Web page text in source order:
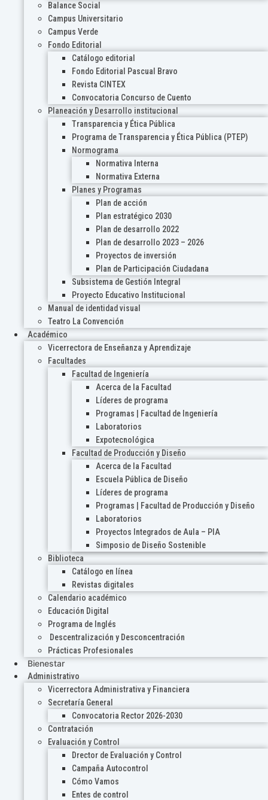
Balance Social
Campus Universitario
Campus Verde
Fondo Editorial
Catálogo editorial
Fondo Editorial Pascual Bravo
Revista CINTEX
Convocatoria Concurso de Cuento
Planeación y Desarrollo institucional
Transparencia y Ética Pública
Programa de Transparencia y Ética Pública (PTEP)
Normograma
Normativa Interna
Normativa Externa
Planes y Programas
Plan de acción
Plan estratégico 2030
Plan de desarrollo 2022
Plan de desarrollo 2023 – 2026
Proyectos de inversión
Plan de Participación Ciudadana
Subsistema de Gestión Integral
Proyecto Educativo Institucional
Manual de identidad visual
Teatro La Convención
Académico
Vicerrectora de Enseñanza y Aprendizaje
Facultades
Facultad de Ingeniería
Acerca de la Facultad
Líderes de programa
Programas | Facultad de Ingeniería
Laboratorios
Expotecnológica
Facultad de Producción y Diseño
Acerca de la Facultad
Escuela Pública de Diseño
Líderes de programa
Programas | Facultad de Producción y Diseño
Laboratorios
Proyectos Integrados de Aula – PIA
Simposio de Diseño Sostenible
Biblioteca
Catálogo en línea
Revistas digitales
Calendario académico
Educación Digital
Programa de Inglés
Descentralización y Desconcentración
Prácticas Profesionales
Bienestar
Administrativo
Vicerrectora Administrativa y Financiera
Secretaría General
Convocatoria Rector 2026-2030
Contratación
Evaluación y Control
Drector de Evaluación y Control
Campaña Autocontrol
Cómo Vamos
Entes de control